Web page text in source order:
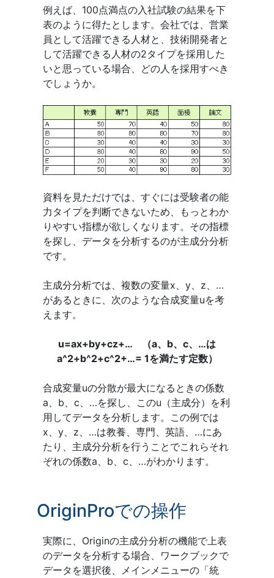
例えば、100点満点の入社試験の結果を下
表のように得たとします。会社では、営業
員として活躍できる人材と、技術開発者と
して活躍できる人材の2タイプを採用した
いと思っている場合、どの人を採用すべき
でしょうか。
資料を見ただけでは、すぐには受験者の能
力タイプを判断できないため、もっとわか
りやすい指標が欲しくなります。その指標
を探し、データを分析するのが主成分分析
です。
主成分分析では、複数の変量x、y、z、…
があるときに、次のような合成変量uを考
えます。
u=ax+by+cz+… （a、b、c、…は
a^2+b^2+c^2+…= 1を満たす定数）
合成変量uの分散が最大になるときの係数
a、b、c、…を探し、このu（主成分）を利
用してデータを分析します。この例では
x、y、z、…は教養、専門、英語、…にあ
たり、主成分分析を行うことでこれらそれ
ぞれの係数a、b、c、…がわかります。
OriginProでの操作
実際に、Originの主成分分析の機能で上表
のデータを分析する場合、ワークブックで
データを選択後、メインメニューの「統